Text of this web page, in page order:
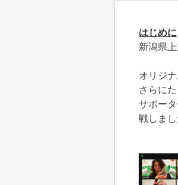
はじめに
新潟県
オリジ
さらに
サポー
戦しまし